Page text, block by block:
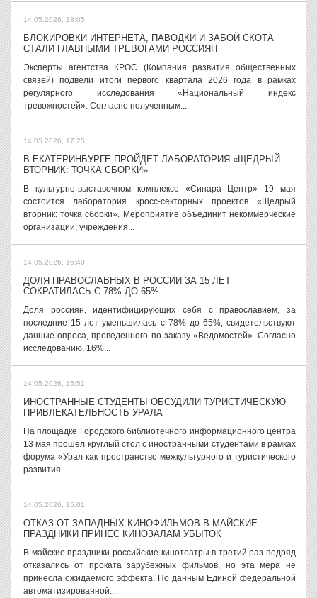
14.05.2026, 18:05
БЛОКИРОВКИ ИНТЕРНЕТА, ПАВОДКИ И ЗАБОЙ СКОТА
СТАЛИ ГЛАВНЫМИ ТРЕВОГАМИ РОССИЯН
Эксперты агентства КРОС (Компания развития общественных
связей) подвели итоги первого квартала 2026 года в рамках
регулярного исследования «Национальный индекс
тревожностей». Согласно полученным...
14.05.2026, 17:25
В ЕКАТЕРИНБУРГЕ ПРОЙДЕТ ЛАБОРАТОРИЯ «ЩЕДРЫЙ
ВТОРНИК: ТОЧКА СБОРКИ»
В культурно-выставочном комплексе «Синара Центр» 19 мая
состоится лаборатория кросс-секторных проектов «Щедрый
вторник: точка сборки». Мероприятие объединит некоммерческие
организации, учреждения...
14.05.2026, 16:40
ДОЛЯ ПРАВОСЛАВНЫХ В РОССИИ ЗА 15 ЛЕТ
СОКРАТИЛАСЬ С 78% ДО 65%
Доля россиян, идентифицирующих себя с православием, за
последние 15 лет уменьшилась с 78% до 65%, свидетельствуют
данные опроса, проведенного по заказу «Ведомостей». Согласно
исследованию, 16%...
14.05.2026, 15:51
ИНОСТРАННЫЕ СТУДЕНТЫ ОБСУДИЛИ ТУРИСТИЧЕСКУЮ
ПРИВЛЕКАТЕЛЬНОСТЬ УРАЛА
На площадке Городского библиотечного информационного центра
13 мая прошел круглый стол с иностранными студентами в рамках
форума «Урал как пространство межкультурного и туристического
развития...
14.05.2026, 15:01
ОТКАЗ ОТ ЗАПАДНЫХ КИНОФИЛЬМОВ В МАЙСКИЕ
ПРАЗДНИКИ ПРИНЕС КИНОЗАЛАМ УБЫТОК
В майские праздники российские кинотеатры в третий раз подряд
отказались от проката зарубежных фильмов, но эта мера не
принесла ожидаемого эффекта. По данным Единой федеральной
автоматизированной...